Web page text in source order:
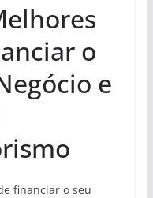
o
e
financiar o seu